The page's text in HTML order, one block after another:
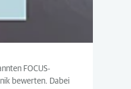
FOCUS-
bewerten. Dabei